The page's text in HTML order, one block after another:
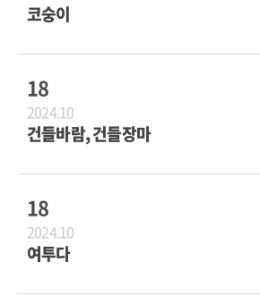
코숭이
18
2024.10
건들바람, 건들장마
18
2024.10
여투다